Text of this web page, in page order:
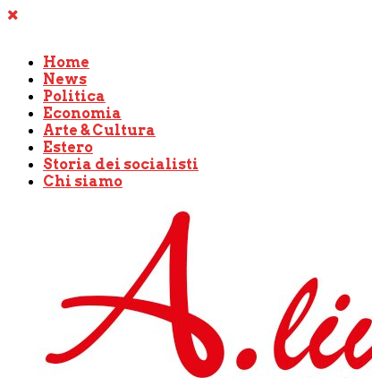
Home
News
Politica
Economia
Arte & Cultura
Estero
Storia dei socialisti
Chi siamo